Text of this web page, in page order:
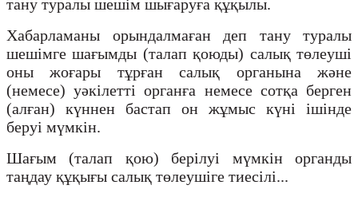
тану туралы шешім шығаруға құқылы.
Хабарламаны орындалмаған деп тану туралы
шешімге шағымды (талап қоюды) салық төлеуші
оны жоғары тұрған салық органына және
(немесе) уәкілетті органға немесе сотқа берген
(алған) күннен бастап он жұмыс күні ішінде
беруі мүмкін.
Шағым (талап қою) берілуі мүмкін органды
таңдау құқығы салық төлеушіге тиесілі...